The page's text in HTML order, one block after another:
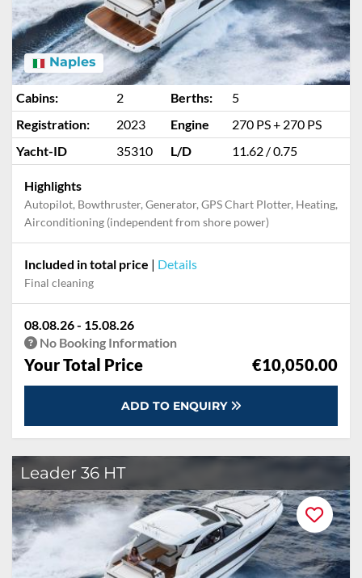
Naples
Cabins: 2 Berths:
5
Registration:
2023 Engine
270 PS + 270 PS
Yacht-ID
35310 L/D 11.62 / 0.75
Highlights
Autopilot, Bowthruster, Generator, GPS Chart Plotter, Heating,
Airconditioning (independent from shore power)
Included in total price | Details
Final cleaning
08.08.26 - 15.08.26
No Booking Information
Your Total Price €10,050.00
ADD TO ENQUIRY
Leader 36 HT